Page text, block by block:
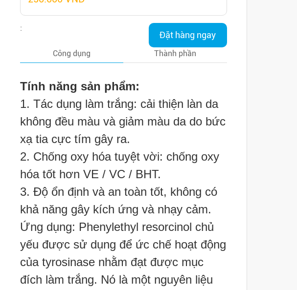
Đặt hàng ngay
:
Công dụng Thành phần
Tính năng sản phẩm:
1. Tác dụng làm trắng: cải thiện làn da
không đều màu và giảm màu da do bức
xạ tia cực tím gây ra.
2. Chống oxy hóa tuyệt vời: chống oxy
hóa tốt hơn VE / VC / BHT.
3. Độ ổn định và an toàn tốt, không có
khả năng gây kích ứng và nhạy cảm.
Ứng dụng: Phenylethyl resorcinol chủ
yếu được sử dụng để ức chế hoạt động
của tyrosinase nhằm đạt được mục
đích làm trắng. Nó là một nguyên liệu